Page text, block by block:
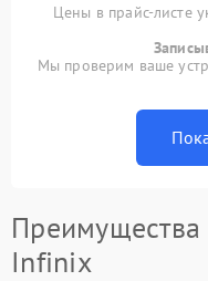
Цены в прайс-листе
Мы проверим ваше
Преимущества
Infinix